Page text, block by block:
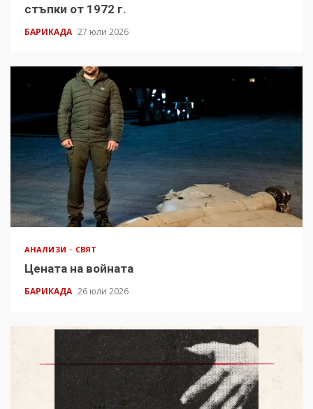
стъпки от 1972 г.
БАРИКАДА 27 юли 2026
АНАЛИЗИ СВЯТ
Цената на войната
БАРИКАДА 26 юли 2026